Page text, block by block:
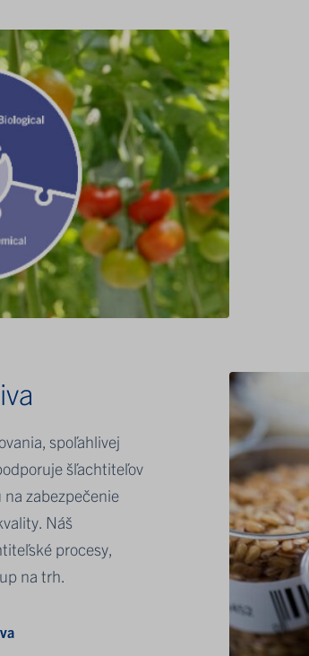
spoľahlivej
šľachtiteľov
zabezpečenie
Náš
procesy,
na trh.